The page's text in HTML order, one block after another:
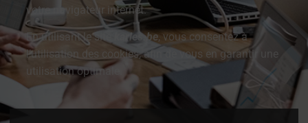
votre navigateur internet.
En utilisant le site karles.be, vous consentez à
l’utilisation des cookies, afin de vous en garantir une
utilisation optimale.